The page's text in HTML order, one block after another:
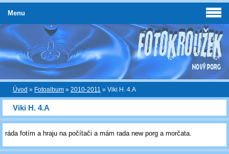
Úvod » Fotoalbum » 2010-2011 » Viki H. 4.A
Viki H. 4.A
ráda fotím a hraju na počítači a mám rada new porg a morčata.
Menu